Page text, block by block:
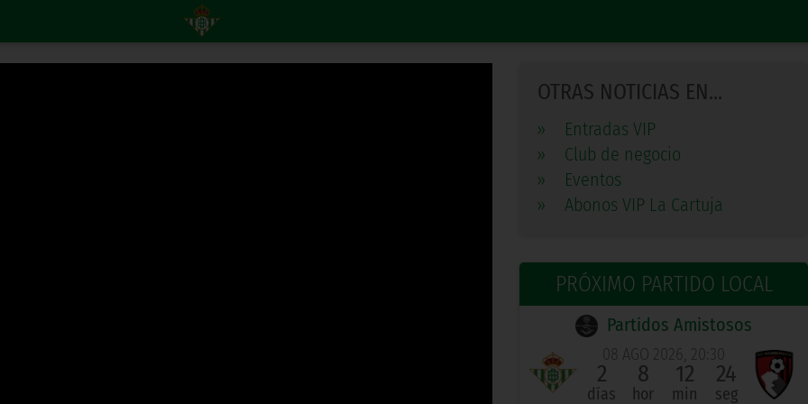
OTRAS NOTICIAS EN...
»
Entradas VIP
»
Club de negocio
»
Eventos
»
Abonos VIP La Cartuja
PRÓXIMO PARTIDO LOCAL
Partidos Amistosos
08 AGO 2026, 20:30
2
días
8
hor
12
min
24
seg